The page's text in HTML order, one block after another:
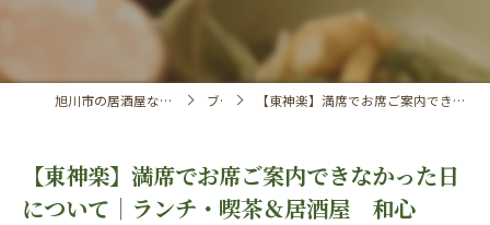
旭川市の居酒屋ならランチ・喫茶＆居酒屋 和心 ブログ 【東神楽】満席でお席ご案内できなかった日について｜ランチ・喫茶＆居酒屋 和心
【東神楽】満席でお席ご案内できなかった日
について｜ランチ・喫茶＆居酒屋 和心